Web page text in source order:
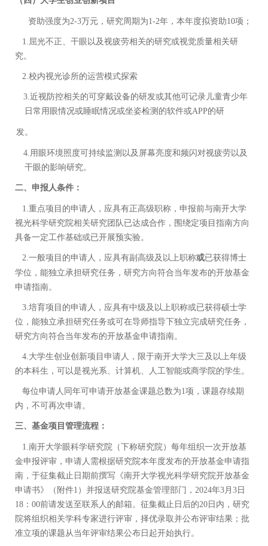
资助强度为2-3万元，研究周期为1-2年，本年度拟资助10项；
1. 屈光不正、干眼以及视疲劳相关的研究或视觉质量相关研
究。
2. 校内视光诊所的运营模式探索
3. 近视防控相关的可穿戴设备的研发或其他可记录儿童青少年
日常用眼情况或睡眠情况或坐姿检测的软件或APP的研
发。
4. 用眼环境照度可持续监测以及屏幕亮度和频闪对视疲劳以及
干眼的影响研究。
二、申报人条件：
1. 重点项目的申请人，应具有正高级职称，申报前与南开大学
视光科学研究院相关研究团队已达成合作，围绕定项目指南方向
具备一定工作基础或已开展预实验。
2. 一般项目的申请人，应具有副高级及以上职称或已获得博士
学位，能独立承担研究任务，研究方向符合当年发布的开放基金
申请指南。
3. 培育项目的申请人，应具有中级及以上职称或已获得硕士学
位，能独立承担研究任务或可在导师指导下独立完成研究任务，
研究方向符合当年发布的开放基金申请指南。
4. 大学生创业创新项目申请人，限于南开大学大三及以上年级
的本科生，可以是视光系、计算机、人工智能或商学院的学生。
每位申请人同年可申请开放基金课题总数为1项，课题存续期
内，不可再次申请。
三、基金项目管理流程：
1. 南开大学眼科学研究院（下称研究院）每年组织一次开放基
金申报评审，申请人需根据研究院本年度发布的开放基金申请指
南，于征集截止日期前撰写《南开大学视光科学研究院开放基金
申请书》（附件1 ）并报送研究院基金管理部门， 2024年3 月 3日
18 ： 00前请发送至联系人的邮箱。征集截止日后的20日内，研究
院将组织相关学科专家进行评审，择优录取并公布评审结果；批
准立项的课题从当年评审结果公布日起开始执行。